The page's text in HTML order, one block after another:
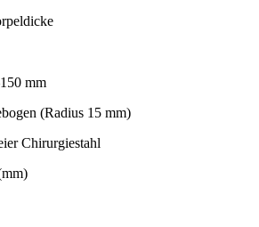
mm
(Radius 15 mm)
Chirurgiestahl